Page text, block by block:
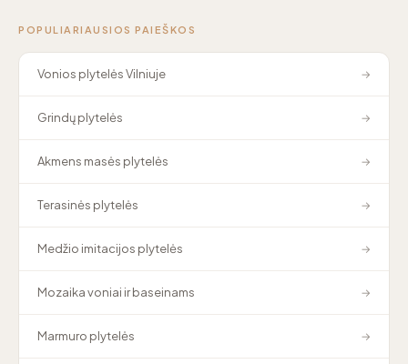
POPULIARIAUSIOS PAIEŠKOS
Vonios plytelės Vilniuje →
Grindų plytelės →
Akmens masės plytelės →
Terasinės plytelės →
Medžio imitacijos plytelės →
Mozaika voniai ir baseinams →
Marmuro plytelės →